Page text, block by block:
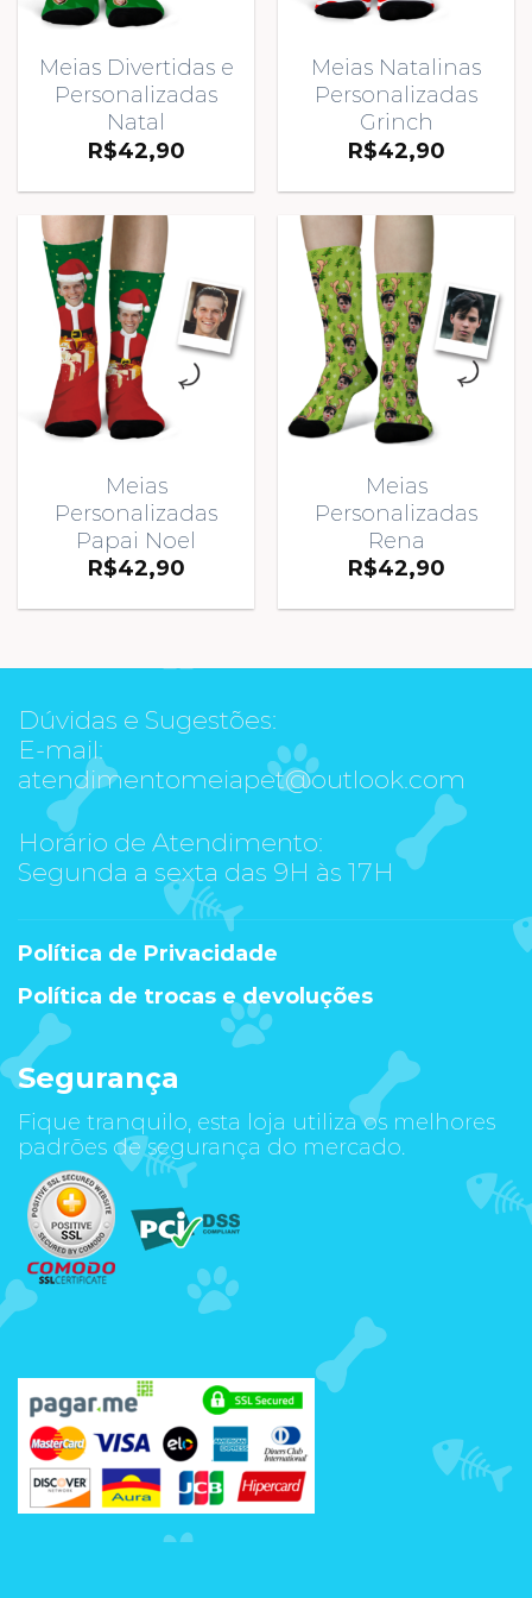
Meias Divertidas e
Personalizadas
Natal
R$42,90
Meias Natalinas
Personalizadas
Grinch
R$42,90
Meias
Personalizadas
Papai Noel
R$42,90
Meias
Personalizadas
Rena
R$42,90
Dúvidas e Sugestões:
E-mail:
atendimentomeiapet@outlook.com
Horário de Atendimento:
Segunda a sexta das 9H às 17H
Política de Privacidade
Política de trocas e devoluções
Segurança
Fique tranquilo, esta loja utiliza os melhores
padrões de segurança do mercado.